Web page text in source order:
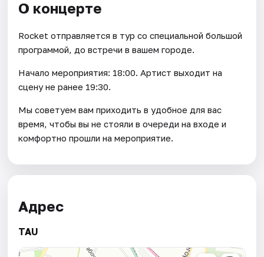
О концерте
Rocket отправляется в тур со специальной большой
программой, до встречи в вашем городе.
Начало мероприятия: 18:00. Артист выходит на
сцену не ранее 19:30.
Мы советуем вам приходить в удобное для вас
время, чтобы вы не стояли в очереди на входе и
комфортно прошли на мероприятие.
Адрес
TAU